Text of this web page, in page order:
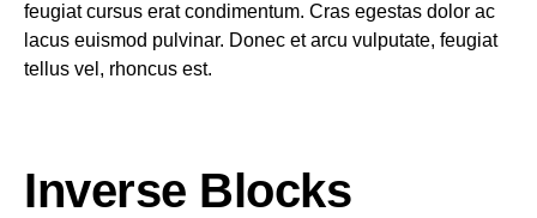
feugiat cursus erat condimentum. Cras egestas dolor ac
lacus euismod pulvinar. Donec et arcu vulputate, feugiat
tellus vel, rhoncus est.
Inverse Blocks